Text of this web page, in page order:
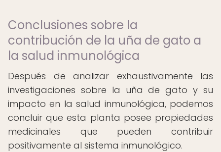
Conclusiones sobre la
contribución de la uña de gato a
la salud inmunológica
Después de analizar exhaustivamente las
investigaciones sobre la uña de gato y su
impacto en la salud inmunológica, podemos
concluir que esta planta posee propiedades
medicinales que pueden contribuir
positivamente al sistema inmunológico.